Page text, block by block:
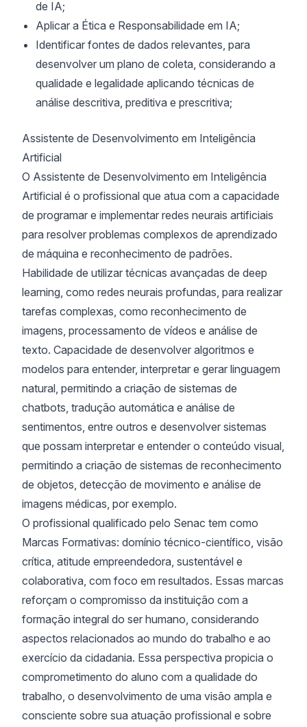
de IA;
Aplicar a Ética e Responsabilidade em IA;
Identificar fontes de dados relevantes, para
desenvolver um plano de coleta, considerando a
qualidade e legalidade aplicando técnicas de
análise descritiva, preditiva e prescritiva;
Assistente de Desenvolvimento em Inteligência
Artificial
O Assistente de Desenvolvimento em Inteligência
Artificial é o profissional que atua com a capacidade
de programar e implementar redes neurais artificiais
para resolver problemas complexos de aprendizado
de máquina e reconhecimento de padrões.
Habilidade de utilizar técnicas avançadas de deep
learning, como redes neurais profundas, para realizar
tarefas complexas, como reconhecimento de
imagens, processamento de vídeos e análise de
texto. Capacidade de desenvolver algoritmos e
modelos para entender, interpretar e gerar linguagem
natural, permitindo a criação de sistemas de
chatbots, tradução automática e análise de
sentimentos, entre outros e desenvolver sistemas
que possam interpretar e entender o conteúdo visual,
permitindo a criação de sistemas de reconhecimento
de objetos, detecção de movimento e análise de
imagens médicas, por exemplo.
O profissional qualificado pelo Senac tem como
Marcas Formativas: domínio técnico-científico, visão
crítica, atitude empreendedora, sustentável e
colaborativa, com foco em resultados. Essas marcas
reforçam o compromisso da instituição com a
formação integral do ser humano, considerando
aspectos relacionados ao mundo do trabalho e ao
exercício da cidadania. Essa perspectiva propicia o
comprometimento do aluno com a qualidade do
trabalho, o desenvolvimento de uma visão ampla e
consciente sobre sua atuação profissional e sobre